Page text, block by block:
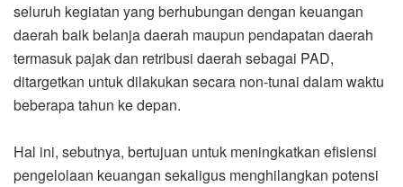
seluruh kegiatan yang berhubungan dengan keuangan
daerah baik belanja daerah maupun pendapatan daerah
termasuk pajak dan retribusi daerah sebagai PAD,
ditargetkan untuk dilakukan secara non-tunai dalam waktu
beberapa tahun ke depan.
Hal ini, sebutnya, bertujuan untuk meningkatkan efisiensi
pengelolaan keuangan sekaligus menghilangkan potensi